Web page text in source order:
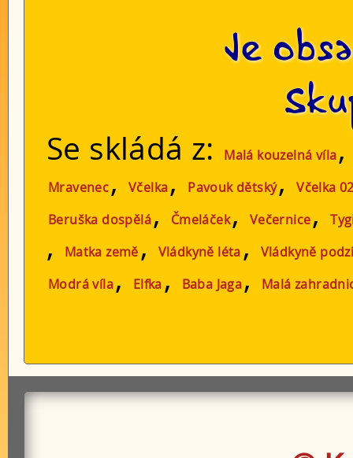
Je
Se skládá z: Malá kouzelná víla
Mravenec, Včelka, Pavouk dětský,
Včelka
Beruška dospělá, Čmeláček, Večernice,
, Matka země , Vládkyně léta ,
Vládkyně
Modrá víla, Elfka , Baba Jaga, Malá